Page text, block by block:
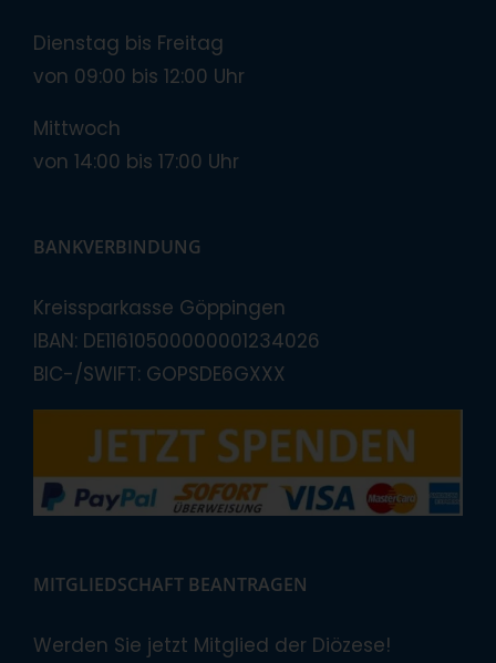
Dienstag bis Freitag
von 09:00 bis 12:00 Uhr
Mittwoch
von 14:00 bis 17:00 Uhr
BANKVERBINDUNG
Kreissparkasse Göppingen
IBAN: DE11610500000001234026
BIC-/SWIFT: GOPSDE6GXXX
MITGLIEDSCHAFT BEANTRAGEN
Werden Sie jetzt Mitglied der Diözese!